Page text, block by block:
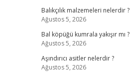
Balıkçılık malzemeleri nelerdir ?
Ağustos 5, 2026
Bal köpüğü kumrala yakışır mı ?
Ağustos 5, 2026
Aşındırıcı asitler nelerdir ?
Ağustos 5, 2026